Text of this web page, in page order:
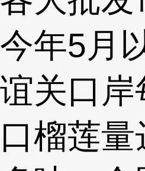
今年5月
谊关口岸
口榴莲